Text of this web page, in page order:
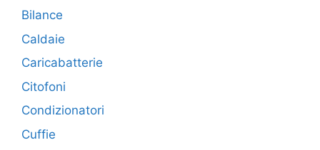
Bilance
Caldaie
Caricabatterie
Citofoni
Condizionatori
Cuffie